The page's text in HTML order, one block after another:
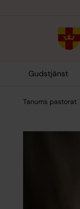
Gudstjänst
Tanums pastorat